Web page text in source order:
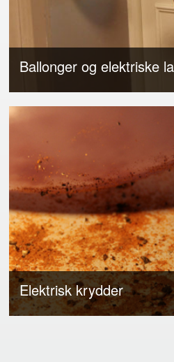
Ballonger og elektriske
Elektrisk krydder